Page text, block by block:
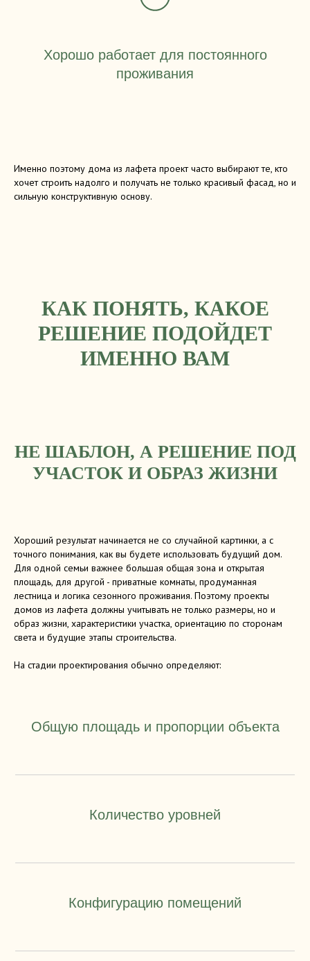
Хорошо работает для постоянного
проживания
Именно поэтому дома из лафета проект часто выбирают те, кто
хочет строить надолго и получать не только красивый фасад, но и
сильную конструктивную основу.
КАК ПОНЯТЬ, КАКОЕ
РЕШЕНИЕ ПОДОЙДЕТ
ИМЕННО ВАМ
НЕ ШАБЛОН, А РЕШЕНИЕ ПОД
УЧАСТОК И ОБРАЗ ЖИЗНИ
Хороший результат начинается не со случайной картинки, а с
точного понимания, как вы будете использовать будущий дом.
Для одной семьи важнее большая общая зона и открытая
площадь, для другой - приватные комнаты, продуманная
лестница и логика сезонного проживания. Поэтому проекты
домов из лафета должны учитывать не только размеры, но и
образ жизни, характеристики участка, ориентацию по сторонам
света и будущие этапы строительства.
На стадии проектирования обычно определяют:
Общую площадь и пропорции объекта
Количество уровней
Конфигурацию помещений